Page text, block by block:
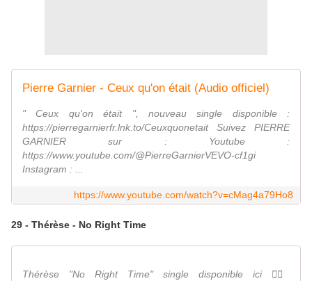
Pierre Garnier - Ceux qu'on était (Audio officiel)
" Ceux qu'on était ", nouveau single disponible :
https://pierregarnierfr.lnk.to/Ceuxquonetait Suivez PIERRE
GARNIER sur : Youtube :
https://www.youtube.com/@PierreGarnierVEVO-cf1gi
Instagram : ...
https://www.youtube.com/watch?v=cMag4a79Ho8
29 - Thérèse - No Right Time
Thérèse "No Right Time" single disponible ici 👉🏽